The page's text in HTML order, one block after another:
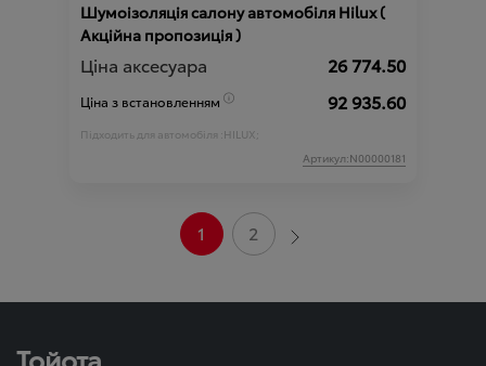
Шумоізоляція салону автомобіля Hilux (
Акційна пропозиція )
Ціна аксесуара 26 774.50
Ціна з встановленням 92 935.60
Підходить для автомобіля :HILUX;
Артикул:N00000181
1 2
Тойота